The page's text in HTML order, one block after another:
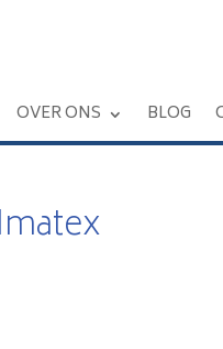
OVER ONS BLOG